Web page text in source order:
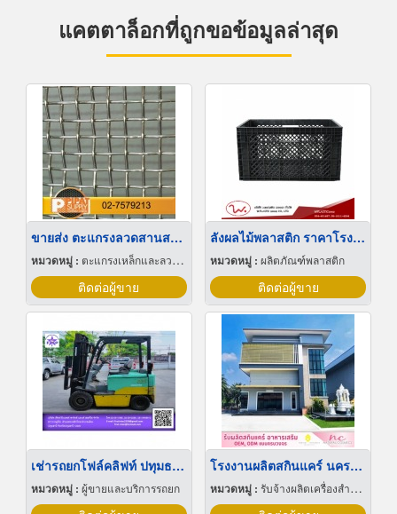
แคตตาล็อกที่ถูกขอข้อมูลล่าสุด
ขายส่ง ตะแกรงลวดสานสแตนเลส
หมวดหมู่ : ตะแกรงเหล็กและลวดตาข่าย
ติดต่อผู้ขาย
ลังผลไม้พลาสติก ราคาโรงงาน
หมวดหมู่ : ผลิตภัณฑ์พลาสติก
ติดต่อผู้ขาย
เช่ารถยกโฟล์คลิฟท์ ปทุมธานี
หมวดหมู่ : ผู้ขายและบริการรถยก
โรงงานผลิตสกินแคร์ นครปฐม
หมวดหมู่ : รับจ้างผลิตเครื่องสำอาง